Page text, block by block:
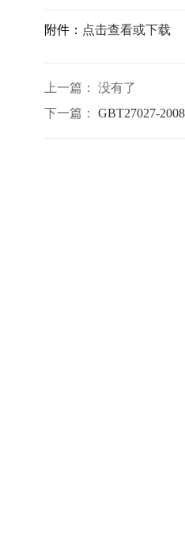
附件： 点击查看或下载
上一篇： 没有了
下一篇： GBT27027-